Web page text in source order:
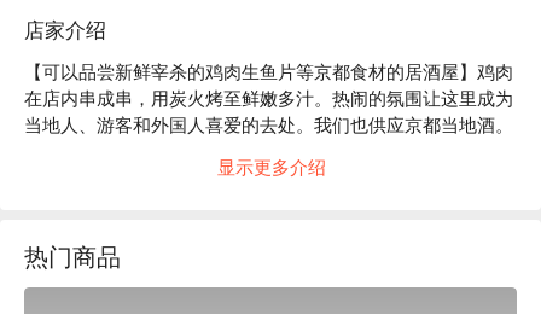
店家介绍
【可以品尝新鲜宰杀的鸡肉生鱼片等京都食材的居酒屋】鸡肉
在店内串成串，用炭火烤至鲜嫩多汁。热闹的氛围让这里成为
当地人、游客和外国人喜爱的去处。我们也供应京都当地酒。
显示更多介绍
热门商品